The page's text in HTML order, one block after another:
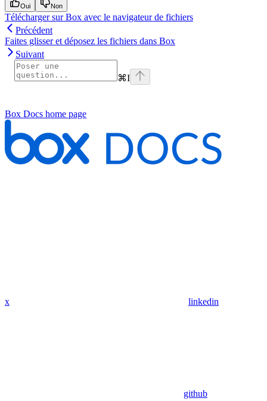
Oui Non
Télécharger sur Box avec le navigateur de fichiers
Précédent
Faites glisser et déposez les fichiers dans Box
Suivant
⌘I
Box Docs home page
x linkedin
github